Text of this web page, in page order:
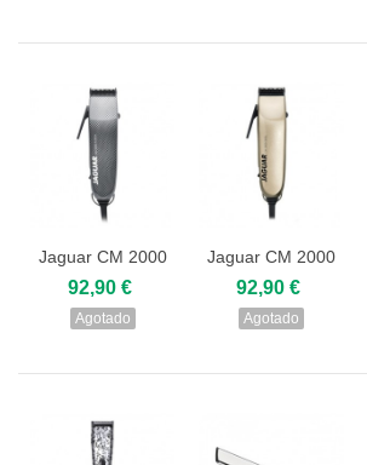
Jaguar CM 2000
Fusion
92,90 €
Agotado
Jaguar CM 2000
Shell
92,90 €
Agotado